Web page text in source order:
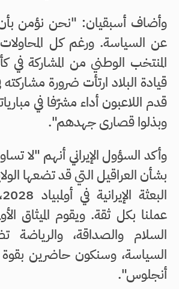
وأضاف أسبقيان: "نحن نؤمن
عن السياسة. ورغم كل
المنتخب الوطني من المشاركة في
قيادة البلاد ارتأت ضرورة مشاركته
قدم اللاعبون أداء مشرّفا في
وبذلوا قصارى جهدهم".
وأكد السؤول الإيراني أنهم "لا
بشأن العراقيل التي قد تضعها
عملنا بكل ثقة. ويقوم الميثاق
السلام والصداقة،
السياسة، وسنكون حاضرين بقوة
أنجلوس".